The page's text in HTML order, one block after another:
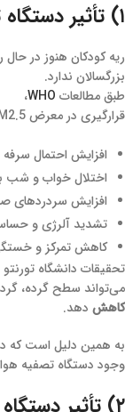
۱) تأثیر دستگاه تصفیه هوا بر کودکان
ریه‌ کودکان هنوز در حال
بزرگسالان ندارد.
طبق مطالعات WHO،
قرارگیری در معرض PM2.5 باعث:
افزایش احتمال
اختلال خواب و شب‌
افزایش سردردهای
تشدید آلرژی‌ و
کاهش تمرکز و
تحقیقات دانشگاه
می‌تواند سطح گرده،
کاهش دهد.
به همین دلیل است که در
وجود دستگاه تصفیه
۲) تأثیر دستگاه تصفیه هوا بر سالمندان